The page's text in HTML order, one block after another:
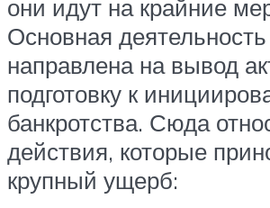
они идут на крайние
Основная
направлена на вывод
подготовку к
банкротства. Сюда
действия, которые
крупный ущерб: